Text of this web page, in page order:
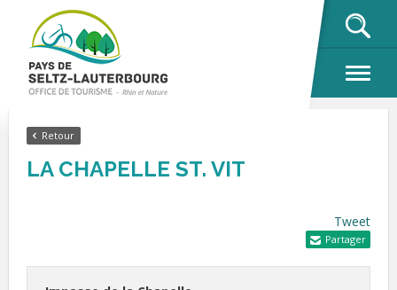
Retour
LA CHAPELLE ST. VIT
Tweet
Partager